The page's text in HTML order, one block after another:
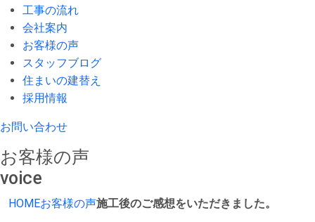
工事の流れ
会社案内
お客様の声
スタッフブログ
住まいの建替え
採用情報
お問い合わせ
お客様の声
voice
HOMEお客様の声施工後のご感想をいただきました。